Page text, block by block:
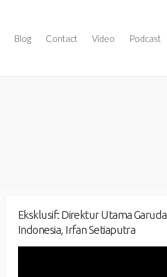
Blog Contact Video Podcast
Eksklusif: Direktur Utama Garuda
Indonesia, Irfan Setiaputra